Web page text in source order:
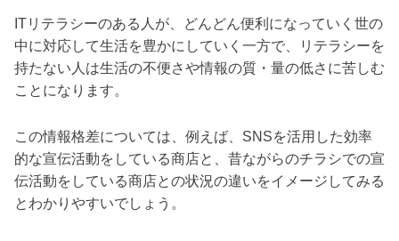
ITリテラシーのある人が、どんどん便利になっていく世の
中に対応して生活を豊かにしていく一方で、リテラシーを
持たない人は生活の不便さや情報の質・量の低さに苦しむ
ことになります。
この情報格差については、例えば、SNSを活用した効率
的な宣伝活動をしている商店と、昔ながらのチラシでの宣
伝活動をしている商店との状況の違いをイメージしてみる
とわかりやすいでしょう。